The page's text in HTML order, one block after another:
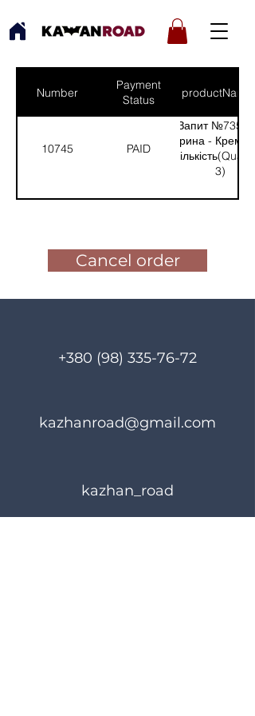
Number
Payment
Status
productNames
10745 PAID
Запит №735 від:
Ірина -
3)
Cancel order
+380 (98) 335-76-72
kazhanroad@gmail.com
kazhan_road